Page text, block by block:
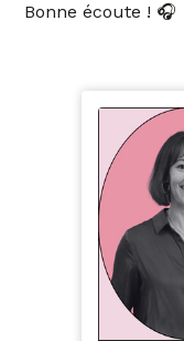
Bonne écoute ! 🎧